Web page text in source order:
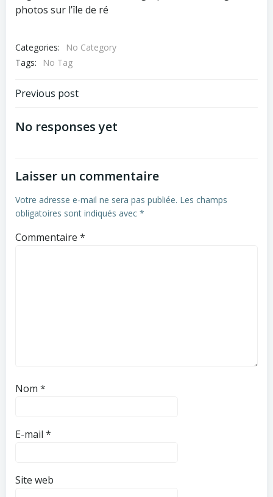
photos sur l’île de ré
Categories:
No Category
Tags:
No Tag
Navigation
de
Previous post
No responses yet
Laisser un commentaire
Votre adresse e-mail ne sera pas publiée. Les champs
obligatoires sont indiqués avec *
Commentaire *
Nom *
E-mail *
Site web